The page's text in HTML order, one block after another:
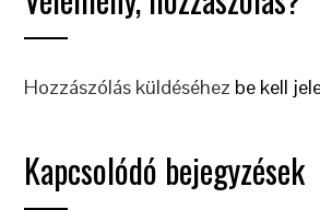
Hozzászólás küldéséhez be kell
Kapcsolódó bejegyzések